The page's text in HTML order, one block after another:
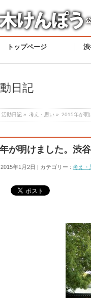
トップページ
日記
活動日記 » 考え・思い » 2015年が明
が明けました。渋
年1月2日 | カテゴリー : 考え・